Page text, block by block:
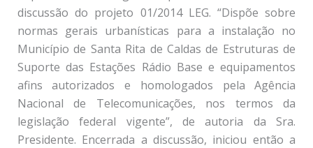
discussão do projeto 01/2014 LEG. “Dispõe sobre
normas gerais urbanísticas para a instalação no
Município de Santa Rita de Caldas de Estruturas de
Suporte das Estações Rádio Base e equipamentos
afins autorizados e homologados pela Agência
Nacional de Telecomunicações, nos termos da
legislação federal vigente”, de autoria da Sra.
Presidente. Encerrada a discussão, iniciou então a